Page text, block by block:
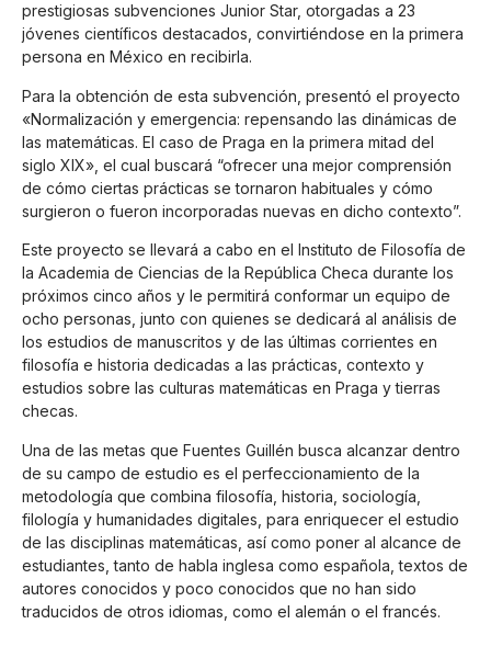
prestigiosas subvenciones Junior Star, otorgadas a 23
jóvenes científicos destacados, convirtiéndose en la primera
persona en México en recibirla.
Para la obtención de esta subvención, presentó el proyecto
«Normalización y emergencia: repensando las dinámicas de
las matemáticas. El caso de Praga en la primera mitad del
siglo XIX», el cual buscará “ofrecer una mejor comprensión
de cómo ciertas prácticas se tornaron habituales y cómo
surgieron o fueron incorporadas nuevas en dicho contexto”.
Este proyecto se llevará a cabo en el Instituto de Filosofía de
la Academia de Ciencias de la República Checa durante los
próximos cinco años y le permitirá conformar un equipo de
ocho personas, junto con quienes se dedicará al análisis de
los estudios de manuscritos y de las últimas corrientes en
filosofía e historia dedicadas a las prácticas, contexto y
estudios sobre las culturas matemáticas en Praga y tierras
checas.
Una de las metas que Fuentes Guillén busca alcanzar dentro
de su campo de estudio es el perfeccionamiento de la
metodología que combina filosofía, historia, sociología,
filología y humanidades digitales, para enriquecer el estudio
de las disciplinas matemáticas, así como poner al alcance de
estudiantes, tanto de habla inglesa como española, textos de
autores conocidos y poco conocidos que no han sido
traducidos de otros idiomas, como el alemán o el francés.